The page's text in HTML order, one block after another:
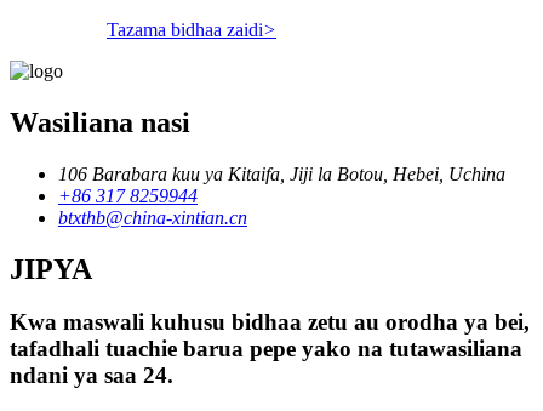
Tazama bidhaa zaidi>
Wasiliana nasi
106 Barabara kuu ya Kitaifa, Jiji la Botou, Hebei, Uchina
+86 317 8259944
btxthb@china-xintian.cn
JIPYA
Kwa maswali kuhusu bidhaa zetu au orodha ya bei,
tafadhali tuachie barua pepe yako na tutawasiliana
ndani ya saa 24.